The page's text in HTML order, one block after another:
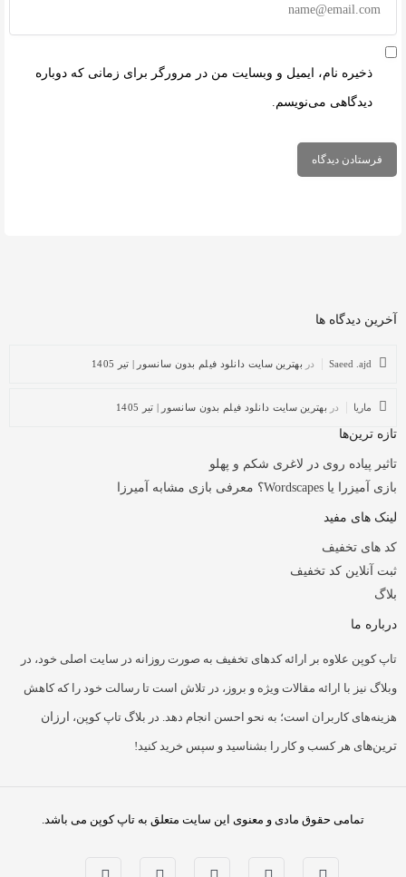
ذخیره نام، ایمیل و وبسایت من در مرورگر برای زمانی که دوباره
دیدگاهی می‌نویسم.
آخرین دیدگاه ها
Saeed .ajd در بهترین سایت دانلود فیلم بدون سانسور | تیر 1405
ماریا در بهترین سایت دانلود فیلم بدون سانسور | تیر 1405
تازه ترین‌ها
تاثیر پیاده روی در لاغری شکم و پهلو
بازی آمیزرا یا Wordscapes؟ معرفی بازی مشابه آمیرزا
لینک های مفید
کد های تخفیف
ثبت آنلاین کد تخفیف
بلاگ
درباره ما
تاپ کوپن علاوه بر ارائه کدهای تخفیف به صورت روزانه در سایت اصلی خود، در
وبلاگ نیز با ارائه مقالات ویژه و بروز، در تلاش است تا رسالت خود را که کاهش
هزینه‌های کاربران است؛ به نحو احسن انجام دهد. در بلاگ تاپ کوپن، ارزان
ترین‌های هر کسب و کار را بشناسید و سپس خرید کنید!
تمامی حقوق مادی و معنوی این سایت متعلق به تاپ کوپن می باشد.